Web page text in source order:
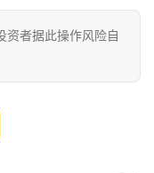
资者据此操作风险自